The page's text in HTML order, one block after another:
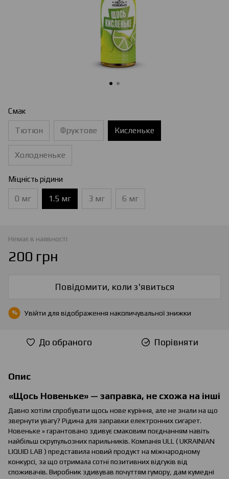
Смак
Тютюн Фруктове Кисленьке
Холодненьке
Міцність рідини
0 мг 1.5 мг 3 мг 6 мг
Немає в наявності
200 грн
Повідомити, коли з'явиться
% Увійти для відображення накопичувальної знижки
До обраного Порівняти
Опис
«Щось Новеньке» — заправка, не схожа на інші
Давно хотіли спробувати щось нове куріння, але не знали на що
звернути увагу? Рідина для заправки електронних сигарет.
Новеньке » гарантовано здивує смаковим поєднанням навіть
найбільш скрупульозних парильників. Компанія ULL ( UKRAINIAN
LIQUID LAB ) представила новий продукт на міжнародному
конкурсі, за що отримала сотні позитивних відгуків від
споживачів. Виробник здивував почуттям гумору, дам кумедні